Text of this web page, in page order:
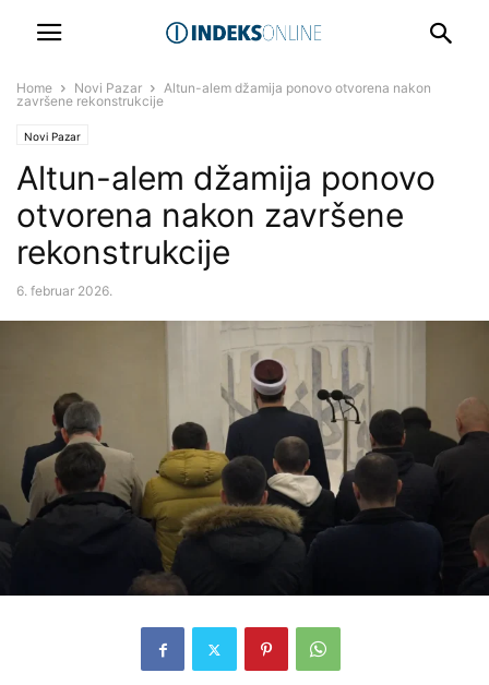
Home Novi Pazar
Altun-alem džamija ponovo otvorena nakon
završene rekonstrukcije
Novi Pazar
Altun-alem džamija ponovo
otvorena nakon završene
rekonstrukcije
6. februar 2026.